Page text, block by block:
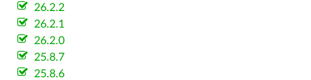
26.2.2
26.2.1
26.2.0
25.8.7
25.8.6